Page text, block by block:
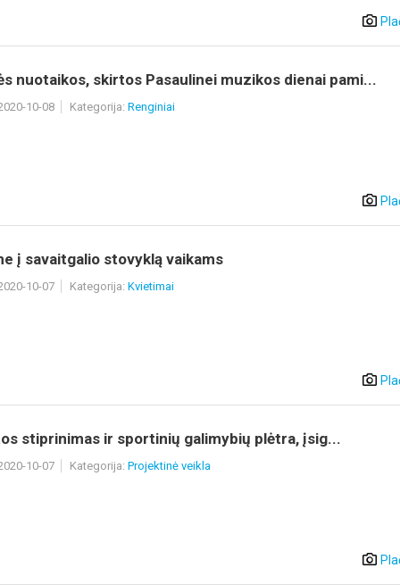
nuotaikos, skirtos Pasaulinei muzikos dienai pami...
10-08 Kategorija: Renginiai
į savaitgalio stovyklą vaikams
10-07 Kategorija: Kvietimai
stiprinimas ir sportinių galimybių plėtra, įsig...
10-07 Kategorija: Projektinė veikla